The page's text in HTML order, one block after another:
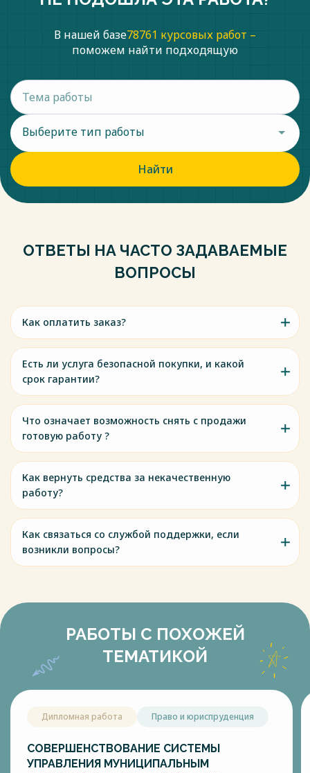
http://www.consultant.ru/document/cons_doc_LAW_220405/
(дата обращения 11.10.2022) - Текст: электронный.
13. Акаткин, Ю.М. Цифровая трансформация
ISBN 978-5-91976-108-2. Текст: непосредственный.
Весь текст будет доступенпосле покупки
В нашей базе78761 курсовых работ –
поможем найти подходящую
Выберите тип работы
Найти
ОТВЕТЫ НА ЧАСТО ЗАДАВАЕМЫЕ
ВОПРОСЫ
Как оплатить заказ?
Есть ли услуга безопасной покупки, и какой
срок гарантии?
Что означает возможность снять с продажи
готовую работу ?
Как вернуть средства за некачественную
работу?
Как связаться со службой поддержки, если
возникли вопросы?
РАБОТЫ С ПОХОЖЕЙ
ТЕМАТИКОЙ
Дипломная работа Право и юриспруденция
СОВЕРШЕНСТВОВАНИЕ СИСТЕМЫ
УПРАВЛЕНИЯ МУНИЦИПАЛЬНЫМ